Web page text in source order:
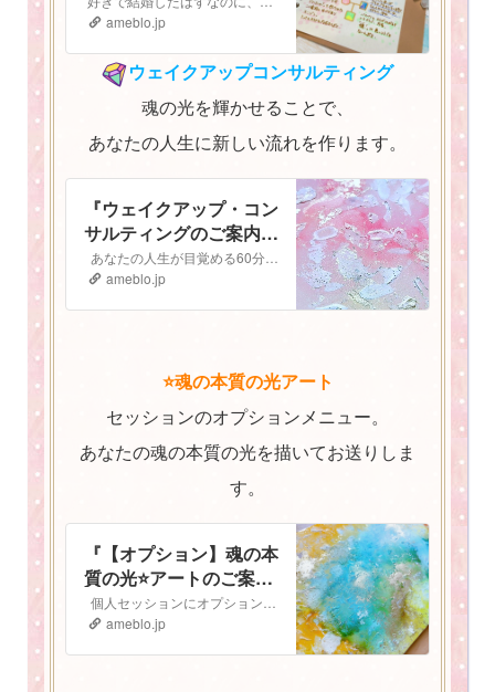
ameblo.jp
ウェイクアップコンサルティング
魂の光を輝かせることで、
あなたの人生に新しい流れを作ります。
『ウェイクアップ・コン
サルティングのご案内
⭐️』
ameblo.jp
⭐️魂の本質の光アート
セッションのオプションメニュー。
あなたの魂の本質の光を描いてお送りしま
す。
『【オプション】魂の本
質の光⭐️アートのご案
内』
ameblo.jp